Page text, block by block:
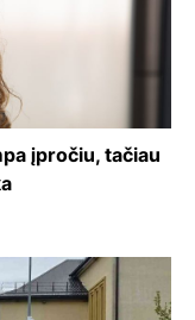
įpročiu, tačiau